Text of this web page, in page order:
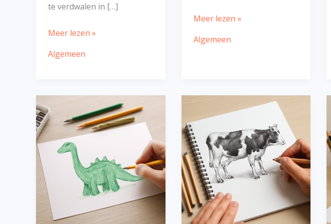
te verdwalen in […]
Meer lezen »
Algemeen
Meer lezen »
Algemeen
tekenen
tekenen